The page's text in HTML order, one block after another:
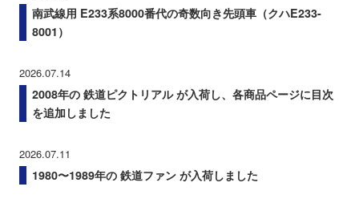
南武線用 E233系8000番代の奇数向き先頭車（クハE233-
8001）
2026.07.14
2008年の 鉄道ピクトリアル が入荷し、各商品ページに目次
を追加しました
2026.07.11
1980〜1989年の 鉄道ファン が入荷しました